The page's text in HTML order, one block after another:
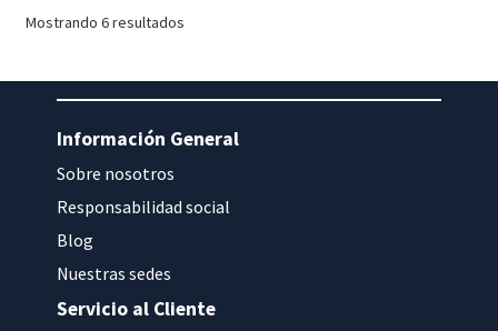
Mostrando 6 resultados
Información General
Sobre nosotros
Responsabilidad social
Blog
Nuestras sedes
Servicio al Cliente